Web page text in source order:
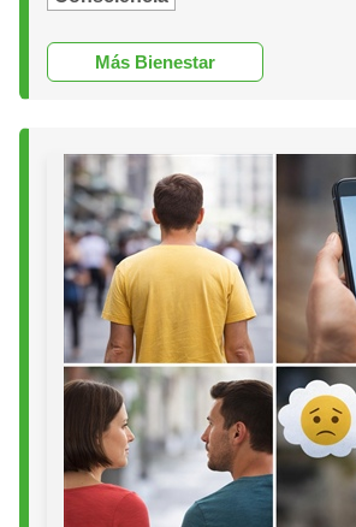
Más Bienestar